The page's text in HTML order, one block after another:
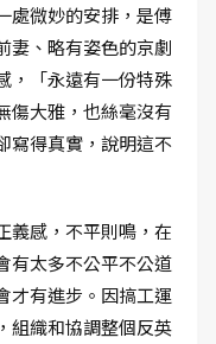
微妙的安排，是傅
妻、略有姿色的京劇
，「永遠有一份特殊
傷大雅，也絲毫沒有
寫得真實，說明這不
義感，不平則鳴，在
有太多不公平不公道
才有進步。因搞工運
組織和協調整個反英